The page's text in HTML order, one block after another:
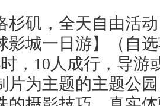
杉矶，全天自由活
影城一日游】（自
， 10人成行，导游
片为主题的主题公